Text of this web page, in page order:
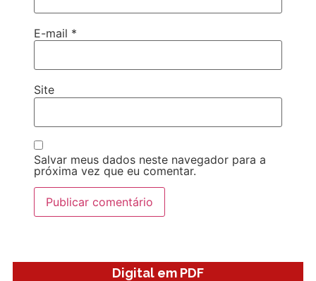
E-mail *
Site
Salvar meus dados neste navegador para a
próxima vez que eu comentar.
Digital em PDF